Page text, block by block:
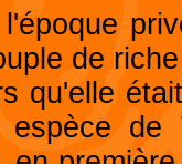
de
qu'elle
espèce de